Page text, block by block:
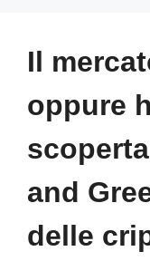
Il
oppure
and
delle